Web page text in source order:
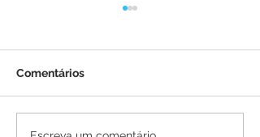
Comentários